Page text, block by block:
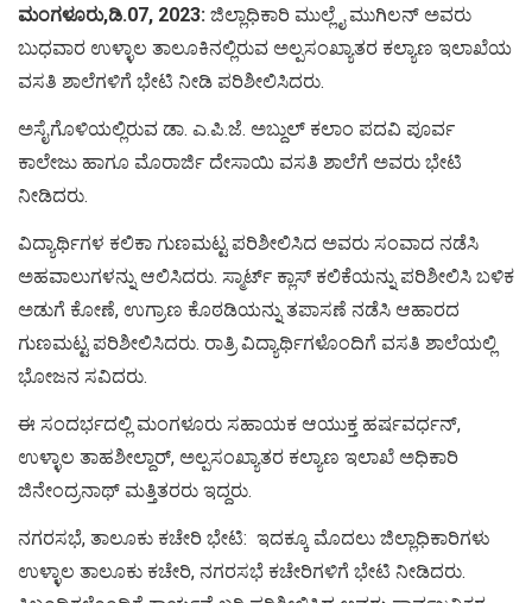
ಮಂಗಳೂರು,ಡಿ.07, 2023: ಜಿಲ್ಲಾಧಿಕಾರಿ ಮುಲ್ಲೈ ಮುಗಿಲನ್ ಅವರು
ಬುಧವಾರ ಉಳ್ಳಾಲ ತಾಲೂಕಿನಲ್ಲಿರುವ ಅಲ್ಪಸಂಖ್ಯಾತರ ಕಲ್ಯಾಣ ಇಲಾಖೆಯ
ವಸತಿ ಶಾಲೆಗಳಿಗೆ ಭೇಟಿ ನೀಡಿ ಪರಿಶೀಲಿಸಿದರು.
ಅಸೈಗೊಳಿಯಲ್ಲಿರುವ ಡಾ. ಎ.ಪಿ.ಜೆ. ಅಬ್ದುಲ್ ಕಲಾಂ ಪದವಿ ಪೂರ್ವ
ಕಾಲೇಜು ಹಾಗೂ ಮೊರಾರ್ಜಿ ದೇಸಾಯಿ ವಸತಿ ಶಾಲೆಗೆ ಅವರು ಭೇಟಿ
ನೀಡಿದರು.
ವಿದ್ಯಾರ್ಥಿಗಳ ಕಲಿಕಾ ಗುಣಮಟ್ಟ ಪರಿಶೀಲಿಸಿದ ಅವರು ಸಂವಾದ ನಡೆಸಿ
ಅಹವಾಲುಗಳನ್ನು ಆಲಿಸಿದರು. ಸ್ಮಾರ್ಟ್ ಕ್ಲಾಸ್ ಕಲಿಕೆಯನ್ನು ಪರಿಶೀಲಿಸಿ ಬಳಿಕ
ಅಡುಗೆ ಕೋಣೆ, ಉಗ್ರಾಣ ಕೊಠಡಿಯನ್ನು ತಪಾಸಣೆ ನಡೆಸಿ ಆಹಾರದ
ಗುಣಮಟ್ಟ ಪರಿಶೀಲಿಸಿದರು. ರಾತ್ರಿ ವಿದ್ಯಾರ್ಥಿಗಳೊಂದಿಗೆ ವಸತಿ ಶಾಲೆಯಲ್ಲಿ
ಭೋಜನ ಸವಿದರು.
ಈ ಸಂದರ್ಭದಲ್ಲಿ ಮಂಗಳೂರು ಸಹಾಯಕ ಆಯುಕ್ತ ಹರ್ಷವರ್ಧನ್,
ಉಳ್ಳಾಲ ತಾಹಶೀಲ್ದಾರ್, ಅಲ್ಪಸಂಖ್ಯಾತರ ಕಲ್ಯಾಣ ಇಲಾಖೆ ಅಧಿಕಾರಿ
ಜಿನೇಂದ್ರನಾಥ್ ಮತ್ತಿತರರು ಇದ್ದರು.
ನಗರಸಭೆ, ತಾಲೂಕು ಕಚೇರಿ ಭೇಟಿ: ಇದಕ್ಕೂ ಮೊದಲು ಜಿಲ್ಲಾಧಿಕಾರಿಗಳು
ಉಳ್ಳಾಲ ತಾಲೂಕು ಕಚೇರಿ, ನಗರಸಭೆ ಕಚೇರಿಗಳಿಗೆ ಭೇಟಿ ನೀಡಿದರು.